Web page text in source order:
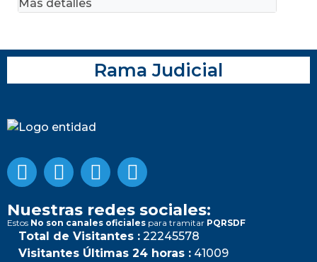
Más detalles
Rama Judicial
Nuestras redes sociales:
Estos No son canales oficiales para tramitar PQRSDF
Total de Visitantes : 22245578
Visitantes Últimas 24 horas : 41009